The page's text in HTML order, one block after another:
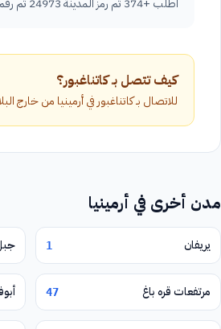
اطلب +374 ثم رمز المدينة 24973 ثم رقم الهاتف بدون الصفر الأول.
كيف تتصل بـ كاتناغبور؟
للاتصال بـ كاتناغبور في أرمينيا من خارج البلاد، اطلب الرمز الدولي +374 متبوعاً برمز
مدن أخرى في أرمينيا
يريفان 1
مرتفعات قره باغ 47